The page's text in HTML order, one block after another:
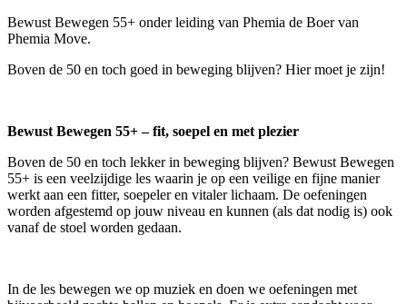
Bewust Bewegen 55+ onder leiding van Phemia de Boer van
Phemia Move.
Boven de 50 en toch goed in beweging blijven? Hier moet je zijn!
Bewust Bewegen 55+ – fit, soepel en met plezier
Boven de 50 en toch lekker in beweging blijven? Bewust Bewegen
55+ is een veelzijdige les waarin je op een veilige en fijne manier
werkt aan een fitter, soepeler en vitaler lichaam. De oefeningen
worden afgestemd op jouw niveau en kunnen (als dat nodig is) ook
vanaf de stoel worden gedaan.
In de les bewegen we op muziek en doen we oefeningen met